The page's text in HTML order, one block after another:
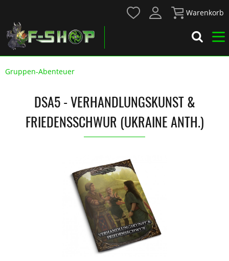
Warenkorb
Gruppen-Abenteuer
DSA5 - VERHANDLUNGSKUNST &
FRIEDENSSCHWUR (UKRAINE ANTH.)